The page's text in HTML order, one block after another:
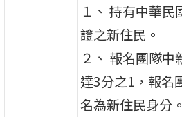
１、 持有中華
證之新住民。
２、 報名團隊
達3分之1，報名
名為新住民身分。